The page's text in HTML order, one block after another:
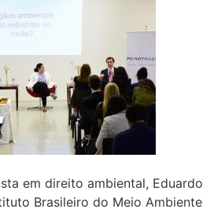
em direito ambiental, Eduardo
Brasileiro do Meio Ambiente